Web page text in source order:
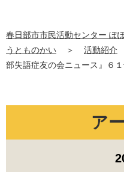
春日部市市民活動センター ぽ
うとものかい
＞ 活動紹介
部失語症友の会ニュース』６
ア